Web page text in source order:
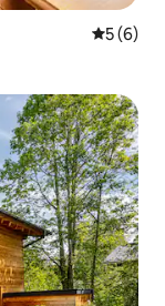
平均评分
5 (6)